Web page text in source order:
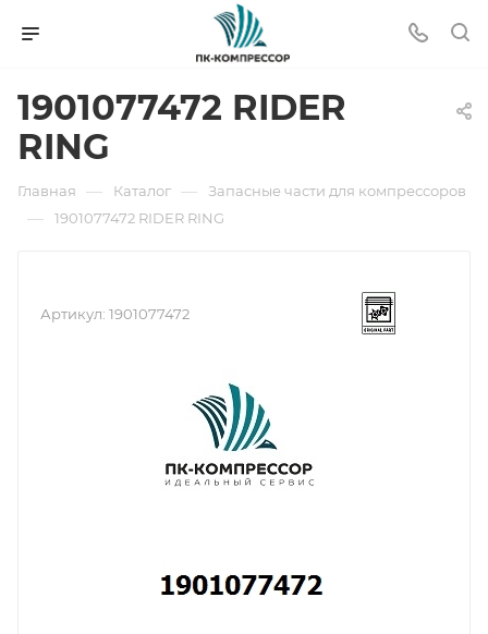
1901077472 RIDER
RING
Главная — Каталог — Запасные части для компрессоров
— 1901077472 RIDER RING
Артикул: 1901077472